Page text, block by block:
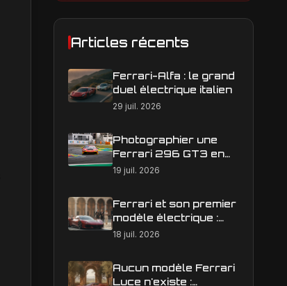
Articles récents
Ferrari-Alfa : le grand
duel électrique italien
29 juil. 2026
Photographier une
Ferrari 296 GT3 en
action : construire une
19 juil. 2026
Ferrari et son premier
modèle électrique :
calendrier de
18 juil. 2026
Aucun modèle Ferrari
Luce n'existe :